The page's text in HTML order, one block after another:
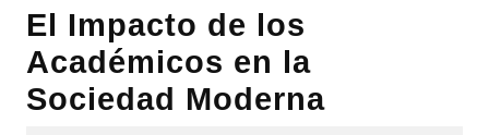
El Impacto de los
Académicos en la
Sociedad Moderna